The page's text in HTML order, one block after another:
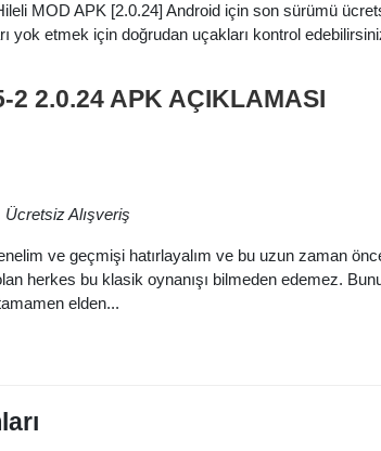
MOD APK [2.0.24] Android için son sürümü
yok etmek için doğrudan uçakları kontrol
2 2.0.24 APK AÇIKLAMASI
Ücretsiz Alışveriş
ve geçmişi hatırlayalım ve bu uzun zaman
herkes bu klasik oynanışı bilmeden edemez.
elden...